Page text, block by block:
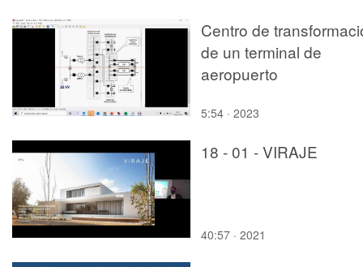
Centro de
de un terminal de
aeropuerto
5:54 · 2023
18 - 01 - VIRAJE
40:57 · 2021